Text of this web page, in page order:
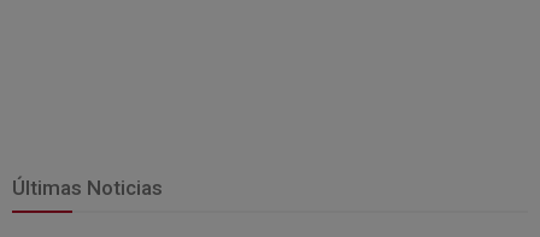
Últimas Noticias